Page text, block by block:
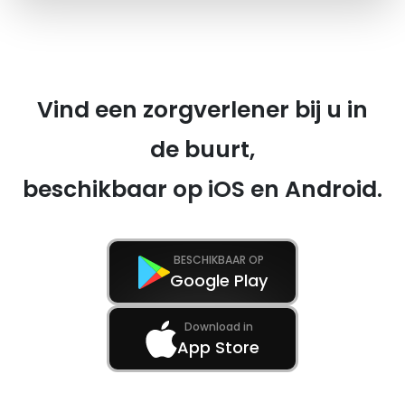
Vind een zorgverlener bij u in
de buurt,
beschikbaar op iOS en Android.
BESCHIKBAAR OP
Google Play
Download in
App Store